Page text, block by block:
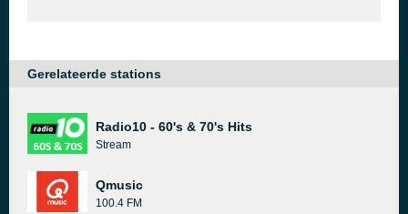
Gerelateerde stations
Radio10 - 60's & 70's Hits
Stream
Qmusic
100.4 FM